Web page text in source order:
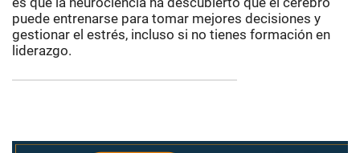
puede entrenarse para tomar mejores decisiones y
gestionar el estrés, incluso si no tienes formación en
liderazgo.